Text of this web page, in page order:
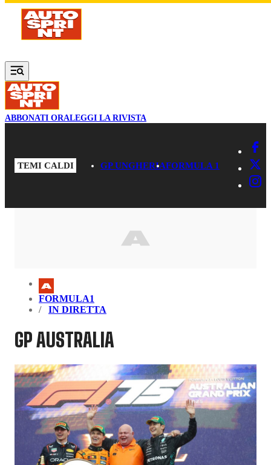
Vai al contenuto principale
ABBONATI ORALEGGI LA RIVISTA
TEMI CALDI GP UNGHERIAFORMULA 1
FORMULA1
IN DIRETTA
GP AUSTRALIA